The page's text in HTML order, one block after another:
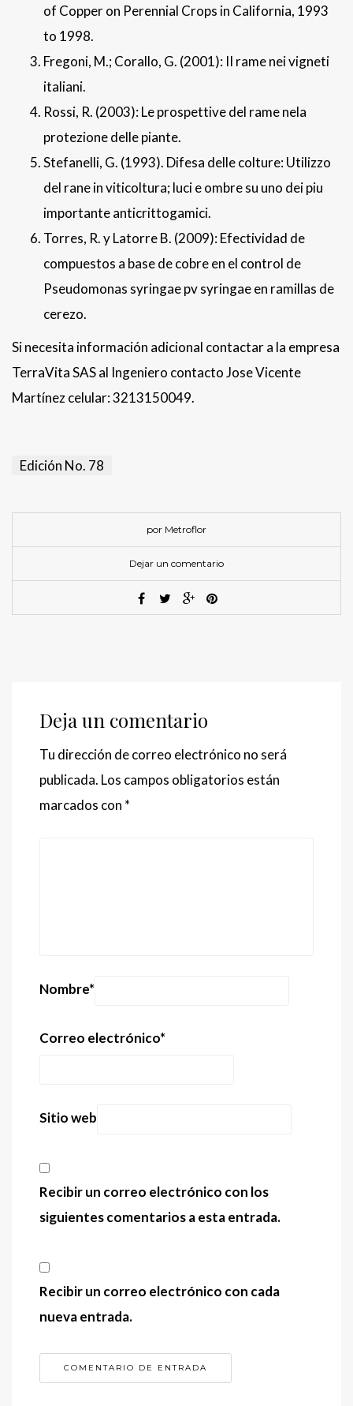
of Copper on Perennial Crops in California, 1993
to 1998.
Fregoni, M.; Corallo, G. (2001): II rame nei vigneti
italiani.
Rossi, R. (2003): Le prospettive del rame nela
protezione delle piante.
Stefanelli, G. (1993). Difesa delle colture: Utilizzo
del rane in viticoltura; luci e ombre su uno dei piu
importante anticrittogamici.
Torres, R. y Latorre B. (2009): Efectividad de
compuestos a base de cobre en el control de
Pseudomonas syringae pv syringae en ramillas de
cerezo.
Si necesita información adicional contactar a la empresa
TerraVita SAS al Ingeniero contacto Jose Vicente
Martínez celular: 3213150049.
Edición No. 78
por Metroflor
Dejar un comentario
Deja un comentario
Tu dirección de correo electrónico no será
publicada. Los campos obligatorios están
marcados con *
Nombre*
Correo electrónico*
Sitio web
Recibir un correo electrónico con los
siguientes comentarios a esta entrada.
Recibir un correo electrónico con cada
nueva entrada.